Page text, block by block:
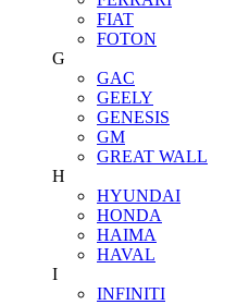
FIAT
FOTON
G
GAC
GEELY
GENESIS
GM
GREAT WALL
H
HYUNDAI
HONDA
HAIMA
HAVAL
I
INFINITI